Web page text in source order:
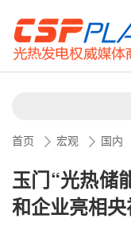
首页 宏观 国内
玉门“光热储
和企业亮相